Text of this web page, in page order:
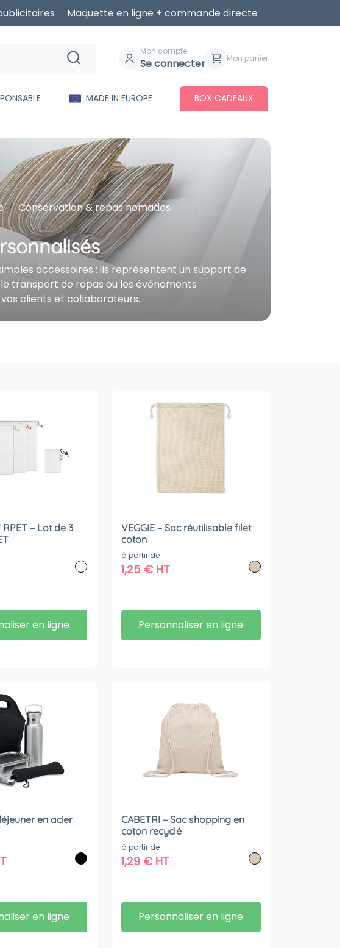
Maquette en ligne + commande directe
Mon compte
Se connecter Mon panier
MADE IN EUROPE BOX CADEAUX
Conservation & repas nomades
accessoires : ils représentent un support de
transport de repas ou les événements
clients et collaborateurs.
RPET – Lot de 3
en ligne
VEGGIE – Sac réutilisable filet
coton
à partir de
1,25 €HT
Personnaliser en ligne
en acier
en ligne
CABETRI – Sac shopping en
coton recyclé
à partir de
1,29 €HT
Personnaliser en ligne